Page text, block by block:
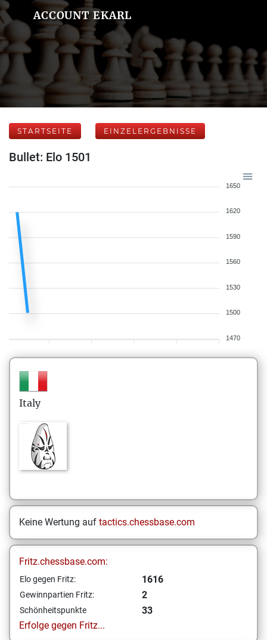
ACCOUNT EKARL
STARTSEITE EINZELERGEBNISSE
Bullet: Elo 1501
1650
1620
1590
1560
1530
1500
1470
Italy
Keine Wertung auf tactics.chessbase.com
Fritz.chessbase.com:
Elo gegen Fritz: 1616
Gewinnpartien Fritz: 2
Schönheitspunkte
33
Erfolge gegen Fritz...